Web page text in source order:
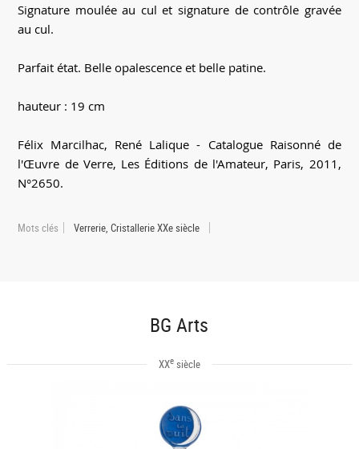
Signature moulée au cul et signature de contrôle gravée
au cul.
Parfait état. Belle opalescence et belle patine.
hauteur : 19 cm
Félix Marcilhac, René Lalique - Catalogue Raisonné de
l'Œuvre de Verre, Les Éditions de l'Amateur, Paris, 2011,
N°2650.
Mots clés Verrerie, Cristallerie XXe siècle
BG Arts
XXesiècle